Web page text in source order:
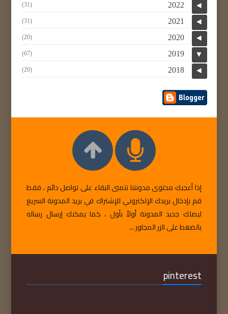
◄
2022
(31)
◄
2021
(31)
◄
2020
(20)
▼
2019
(67)
◄
2018
(20)
إذا أعجبك محتوى مدونتنا نتمنى البقاء على تواصل دائم ، فقط
قم بإدخال بريدك الإلكتروني للإشتراك في بريد المدونة السريع
ليصلك جديد المدونة أولاً بأول ، كما يمكنك إرسال رساله
بالضغط على الزر المجاور ...
pinterest